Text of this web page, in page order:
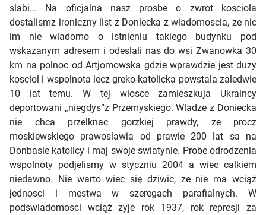
slabi... Na oficjalna nasz prosbe o zwrot kosciola
dostalismz ironiczny list z Doniecka z wiadomoscia, ze nic
im nie wiadomo o istnieniu takiego budynku pod
wskazanym adresem i odeslali nas do wsi Zwanowka 30
km na polnoc od Artjomowska gdzie wprawdzie jest duzy
kosciol i wspolnota lecz greko-katolicka powstala zaledwie
10 lat temu. W tej wiosce zamieszkuja Ukraincy
deportowani „niegdys”z Przemyskiego. Wladze z Doniecka
nie chca przelknac gorzkiej prawdy, ze procz
moskiewskiego prawoslawia od prawie 200 lat sa na
Donbasie katolicy i maj swoje swiatynie. Probe odrodzenia
wspolnoty podjelismy w styczniu 2004 a wiec calkiem
niedawno. Nie warto wiec się dziwic, ze nie ma wciąż
jednosci i mestwa w szeregach parafialnych. W
podswiadomosci wciąż zyje rok 1937, rok represji za